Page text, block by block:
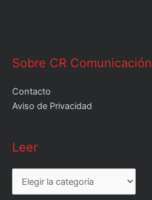
Sobre CR Comunicación
Contacto
Aviso de Privacidad
Leer
Leer